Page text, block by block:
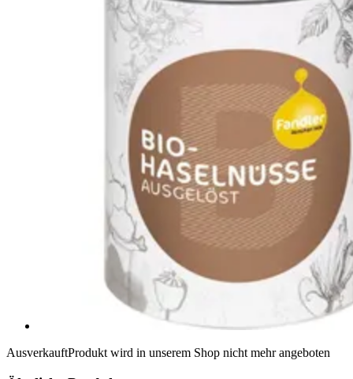
AusverkauftProdukt wird in unserem Shop nicht mehr angeboten